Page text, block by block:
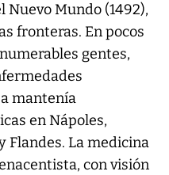
Nuevo Mundo (1492),
fronteras. En pocos
gentes,
mantenía
en Nápoles,
Flandes. La medicina
con visión